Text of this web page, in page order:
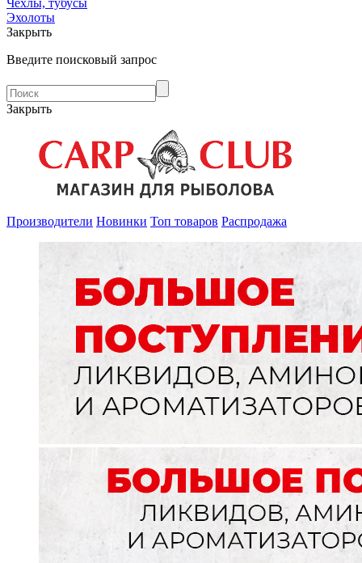
Чехлы, тубусы
Эхолоты
Закрыть
Введите поисковый запрос
Закрыть
Производители Новинки Топ товаров Распродажа